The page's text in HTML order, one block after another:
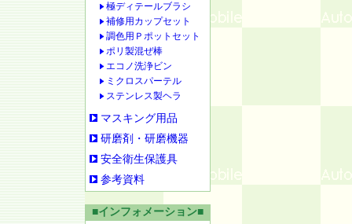
極ディテールブラシ
補修用カップセット
調色用Ｐポットセット
ポリ製混ぜ棒
エコノ洗浄ビン
ミクロスパーテル
ステンレス製ヘラ
マスキング用品
研磨剤・研磨機器
安全衛生保護具
参考資料
■インフォメーション■